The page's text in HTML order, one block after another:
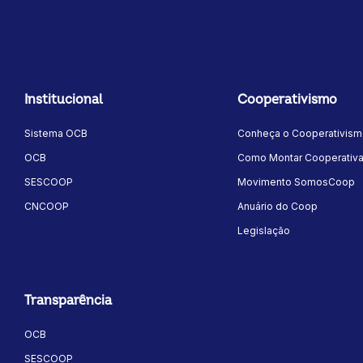
Institucional
Sistema OCB
OCB
SESCOOP
CNCOOP
Cooperativismo
Conheça o
Como Montar Cooperativa
Movimento SomosCoop
Anuário do Coop
Legislação
Transparência
OCB
SESCOOP